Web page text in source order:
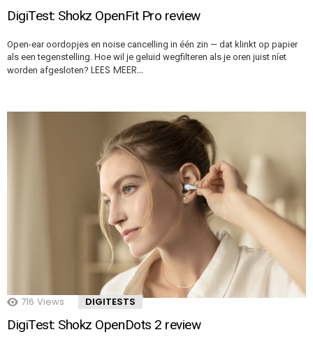
DigiTest: Shokz OpenFit Pro review
Open-ear oordopjes en noise cancelling in één zin — dat klinkt op papier
als een tegenstelling. Hoe wil je geluid wegfilteren als je oren juist níet
worden afgesloten? LEES MEER…
716 Views DIGITESTS
DigiTest: Shokz OpenDots 2 review